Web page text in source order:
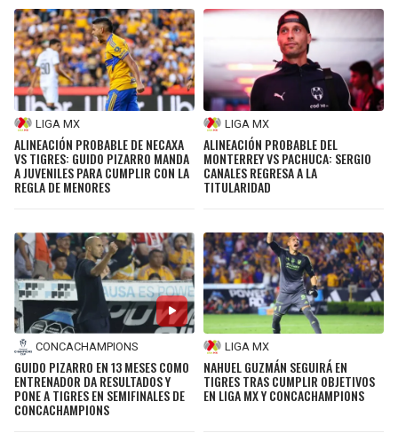
LIGA MX
ALINEACIÓN PROBABLE DE NECAXA
VS TIGRES: GUIDO PIZARRO MANDA
A JUVENILES PARA CUMPLIR CON LA
REGLA DE MENORES
LIGA MX
ALINEACIÓN PROBABLE DEL
MONTERREY VS PACHUCA: SERGIO
CANALES REGRESA A LA
TITULARIDAD
CONCACHAMPIONS
GUIDO PIZARRO EN 13 MESES COMO
ENTRENADOR DA RESULTADOS Y
PONE A TIGRES EN SEMIFINALES DE
CONCACHAMPIONS
LIGA MX
NAHUEL GUZMÁN SEGUIRÁ EN
TIGRES TRAS CUMPLIR OBJETIVOS
EN LIGA MX Y CONCACHAMPIONS